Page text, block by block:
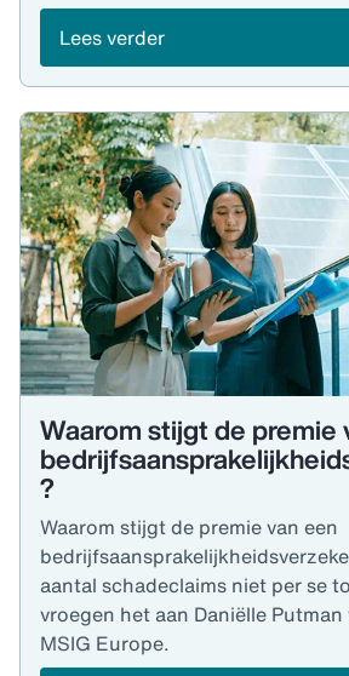
Lees verder
Waarom stijgt de premie
?
Waarom stijgt de premie van een
aantal schadeclaims niet per se
vroegen het aan Daniëlle
MSIG Europe.